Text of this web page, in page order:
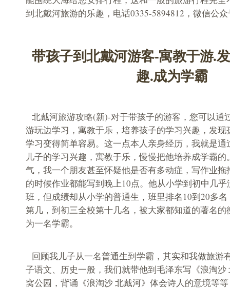
到北戴河旅游的乐趣，电话0335-5894812，微信公众
带孩子到北戴河游客-寓教于游.
趣.成为学霸
北戴河旅游攻略(新)-对于带孩子的游客，您可以通
游玩边学习，寓教于乐，培养孩子的学习兴趣，发
学习变得简单容易。这一点本人亲身经历，我就是
儿子的学习兴趣，寓教于乐，慢慢把他培养成学霸
气，我一个朋友甚至怀疑他是否有多动症，写作业
的时候作业都能写到晚上10点。他从小学到初中几
班，但成绩却从小学的普通生，班里排名10到20多
第几，到初三全校第十几名，被大家都知道的著名
为一名学霸。
回顾我儿子从一名普通生到学霸，其实和我做旅游
子语文、历史一般，我们就带他到毛泽东写《浪淘
窝公园，背诵《浪淘沙 北戴河》体会诗人的意境等